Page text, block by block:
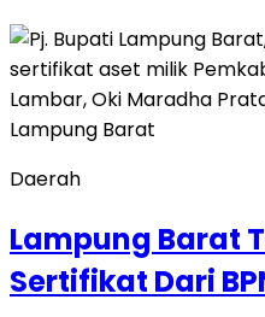
Daerah
Lampung Barat
Sertifikat Dari